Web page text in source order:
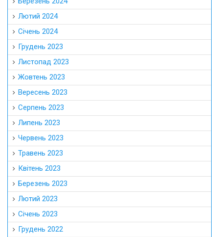
Лютий 2024
Січень 2024
Грудень 2023
Листопад 2023
Жовтень 2023
Вересень 2023
Серпень 2023
Липень 2023
Червень 2023
Травень 2023
Квітень 2023
Березень 2023
Лютий 2023
Січень 2023
Грудень 2022